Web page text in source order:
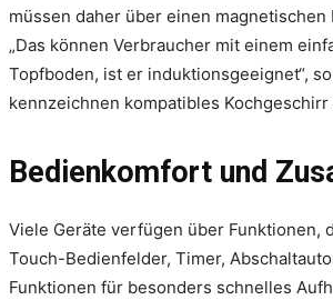
müssen daher über einen
„Das können Verbraucher mit einem
Topfboden, ist er induktionsgeeignet“,
kennzeichnen kompatibles
Bedienkomfort und
Viele Geräte verfügen über Funktionen,
Touch-Bedienfelder, Timer,
Funktionen für besonders schnelles